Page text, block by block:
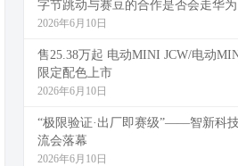
字节跳动与赛豆的合作是否会走华
2026年6月10日
售25.38万起 电动MINI JCW/电动
限定配色上市
2026年6月10日
“极限验证·出厂即赛级”——智新科
流会落幕
2026年6月10日